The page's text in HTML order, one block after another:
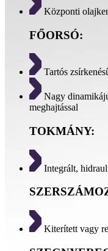
Központi
FŐORSÓ:
Tartós
Nagy
meghajtással
TOKMÁNY:
Integrált,
Kiterített vagy